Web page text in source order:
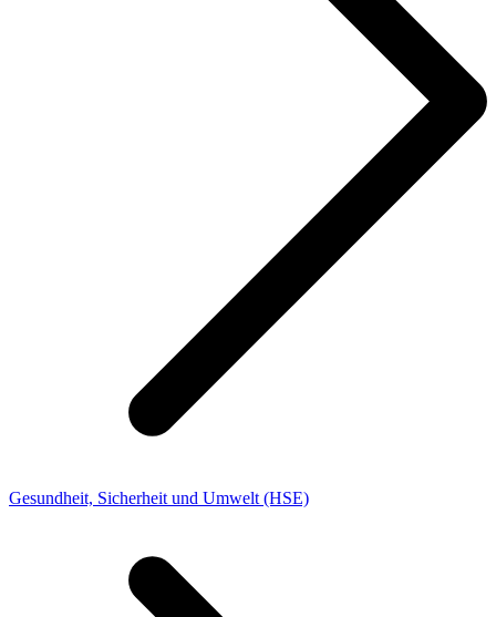
Gesundheit, Sicherheit und Umwelt (HSE)